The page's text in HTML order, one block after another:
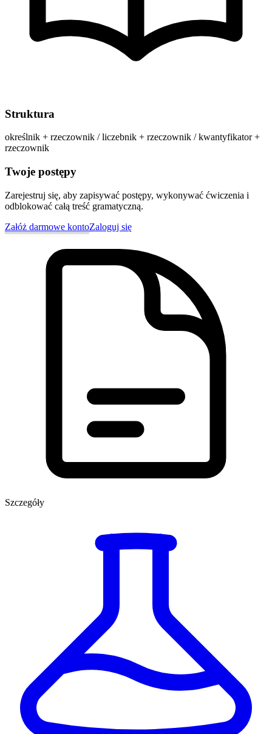
Struktura
określnik + rzeczownik / liczebnik + rzeczownik / kwantyfikator +
rzeczownik
Twoje postępy
Zarejestruj się, aby zapisywać postępy, wykonywać ćwiczenia i
odblokować całą treść gramatyczną.
Załóż darmowe kontoZaloguj się
Szczegóły